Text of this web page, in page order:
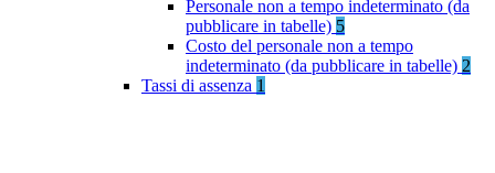
Personale non a tempo indeterminato (da
pubblicare in tabelle) 5
Costo del personale non a tempo
indeterminato (da pubblicare in tabelle) 2
Tassi di assenza 1